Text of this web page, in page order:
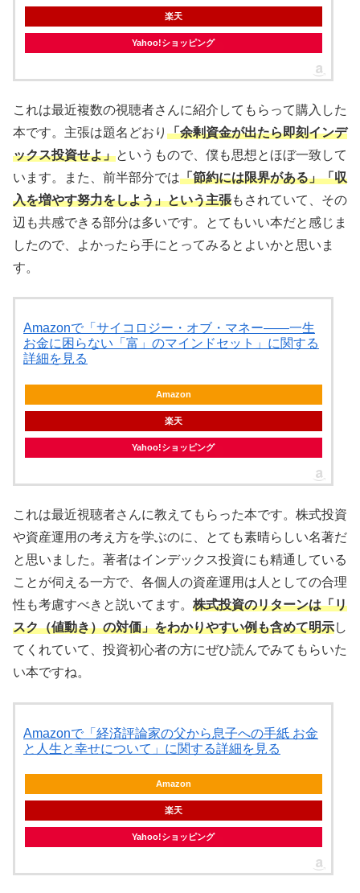
楽天
Yahoo!ショッピング
これは最近複数の視聴者さんに紹介してもらって購入した
本です。主張は題名どおり 「余剰資金が出たら即刻インデ
ックス投資せよ」というもので、僕も思想とほぼ一致して
います。また、前半部分では「節約には限界がある」「収
入を増やす努力をしよう」という主張もされていて、その
辺も共感できる部分は多いです。とてもいい本だと感じま
したので、よかったら手にとってみるとよいかと思いま
す。
Amazonで「サイコロジー・オブ・マネー――一生
お金に困らない「富」のマインドセット」に関する
詳細を見る
Amazon
楽天
Yahoo!ショッピング
これは最近視聴者さんに教えてもらった本です。株式投資
や資産運用の考え方を学ぶのに、とても素晴らしい名著だ
と思いました。著者はインデックス投資にも精通している
ことが伺える一方で、各個人の資産運用は人としての合理
性も考慮すべきと説いてます。 株式投資のリターンは「リ
スク（値動き）の対価」をわかりやすい例も含めて明示し
てくれていて、投資初心者の方にぜひ読んでみてもらいた
い本ですね。
Amazonで「経済評論家の父から息子への手紙 お金
と人生と幸せについて」に関する詳細を見る
Amazon
楽天
Yahoo!ショッピング